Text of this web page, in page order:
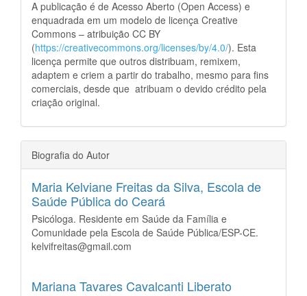
A publicação é de Acesso Aberto (Open Access) e
enquadrada em um modelo de licença Creative
Commons – atribuição CC BY
(https://creativecommons.org/licenses/by/4.0/). Esta
licença permite que outros distribuam, remixem,
adaptem e criem a partir do trabalho, mesmo para fins
comerciais, desde que atribuam o devido crédito pela
criação original.
Biografia do Autor
Maria Kelviane Freitas da Silva, Escola de
Saúde Pública do Ceará
Psicóloga. Residente em Saúde da Família e
Comunidade pela Escola de Saúde Pública/ESP-CE.
kelvifreitas@gmail.com
Mariana Tavares Cavalcanti Liberato